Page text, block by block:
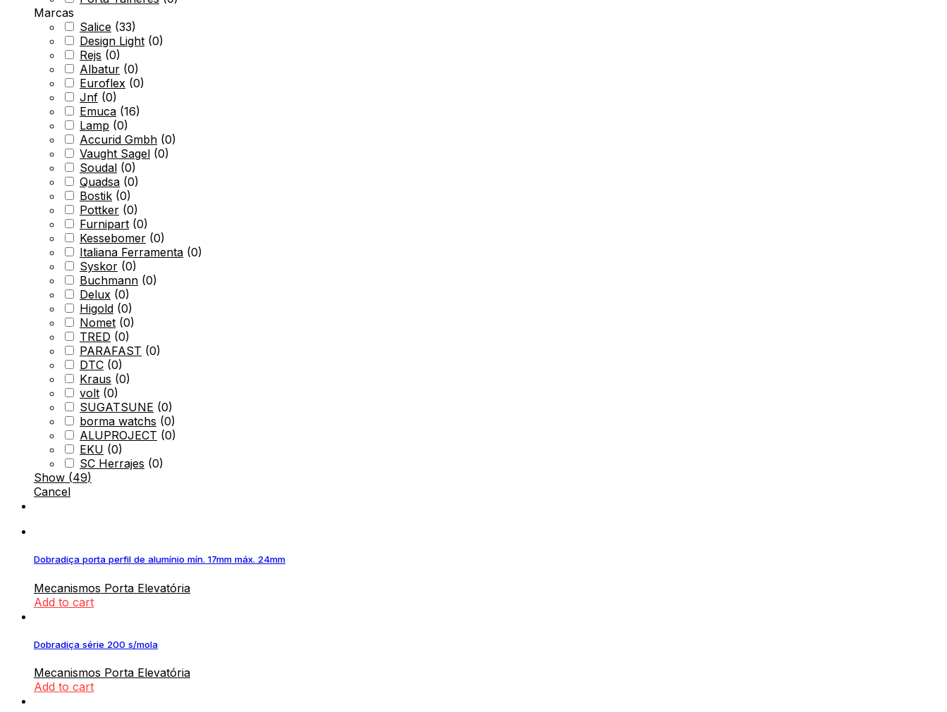
Marcas
Salice (33)
Design Light (0)
Rejs (0)
Albatur (0)
Euroflex (0)
Jnf (0)
Emuca (16)
Lamp (0)
Accurid Gmbh (0)
Vaught Sagel (0)
Soudal (0)
Quadsa (0)
Bostik (0)
Pottker (0)
Furnipart (0)
Kessebomer (0)
Italiana Ferramenta (0)
Syskor (0)
Buchmann (0)
Delux (0)
Higold (0)
Nomet (0)
TRED (0)
PARAFAST (0)
DTC (0)
Kraus (0)
volt (0)
SUGATSUNE (0)
borma watchs (0)
ALUPROJECT (0)
EKU (0)
SC Herrajes (0)
Show (49)
Cancel
Dobradiça porta perfil de alumínio mín. 17mm máx. 24mm
Mecanismos Porta Elevatória
Add to cart
Dobradiça série 200 s/mola
Mecanismos Porta Elevatória
Add to cart